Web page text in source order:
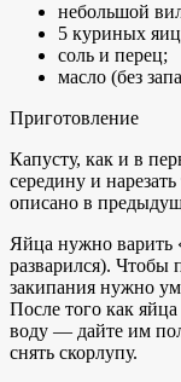
небольшой
5 куриных
соль и перец;
масло (без
Приготовление
Капусту, как и в
середину и
описано в
Яйца нужно варить
разварился). Чтобы
закипания нужно
После того как
воду — дайте им
снять скорлупу.